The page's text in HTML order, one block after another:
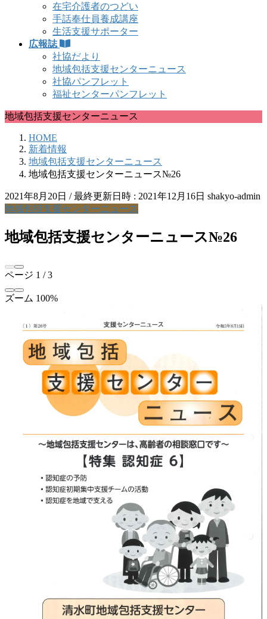
在宅介護者のつどい
手話奉仕員養成講座
生活支援サポーター
広報誌
社協だより
地域包括支援センターニュース
社協パンフレット
福祉センターパンフレット
地域包括支援センターニュース
HOME
新着情報
地域包括支援センターニュース
地域包括支援センターニュース№26
2021年8月20日 / 最終更新日時 : 2021年12月16日 shakyo-admin
地域包括支援センターニュース
地域包括支援センターニュース№26
ページ 1 /3
ズーム 100%